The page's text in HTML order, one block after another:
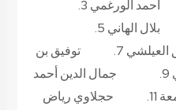
1. أحمد القلعي 2. أحمد الورغمي 3.
أسمـــــــاء القصوري 4. بلال الهاني 5.
توفيق إبراهيم 6. توفيق العيلشي 7. توفيق بن
بريك 8. جلال الماطري 9. جمال الدين أحمد
الفرحاوي 10. حامد بوجمعة 11. حجلاوي رياض